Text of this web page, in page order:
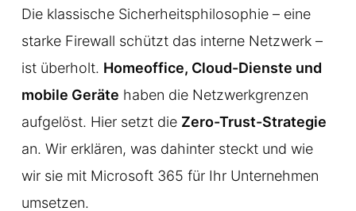
Die klassische Sicherheitsphilosophie – eine
starke Firewall schützt das interne Netzwerk –
ist überholt. Homeoffice, Cloud-Dienste und
mobile Geräte haben die Netzwerkgrenzen
aufgelöst. Hier setzt die Zero-Trust-Strategie
an. Wir erklären, was dahinter steckt und wie
wir sie mit Microsoft 365 für Ihr Unternehmen
umsetzen.